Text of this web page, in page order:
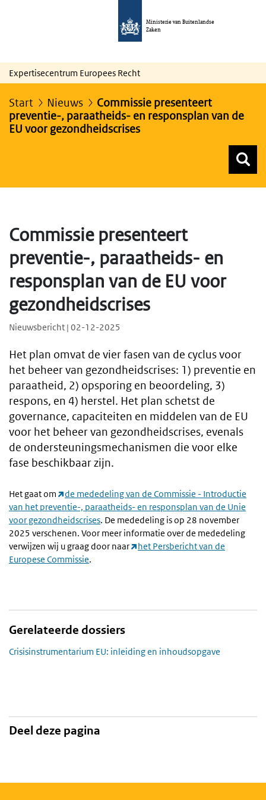
Ministerie van Buitenlandse
Zaken
Expertisecentrum Europees Recht
Start Nieuws
Commissie presenteert
preventie-, paraatheids- en responsplan van de
EU voor gezondheidscrises
Commissie presenteert
preventie-, paraatheids- en
responsplan van de EU voor
gezondheidscrises
Nieuwsbericht | 02-12-2025
Het plan omvat de vier fasen van de cyclus voor
het beheer van gezondheidscrises: 1) preventie en
paraatheid, 2) opsporing en beoordeling, 3)
respons, en 4) herstel. Het plan schetst de
governance, capaciteiten en middelen van de EU
voor het beheer van gezondheidscrises, evenals
de ondersteuningsmechanismen die voor elke
fase beschikbaar zijn.
Het gaat om
de mededeling van de Commissie - Introductie
van het preventie-, paraatheids- en responsplan van de Unie
voor gezondheidscrises. De mededeling is op 28 november
2025 verschenen. Voor meer informatie over de mededeling
verwijzen wij u graag door naar
het Persbericht van de
Europese Commissie.
Gerelateerde dossiers
Crisisinstrumentarium EU: inleiding en inhoudsopgave
Deel deze pagina